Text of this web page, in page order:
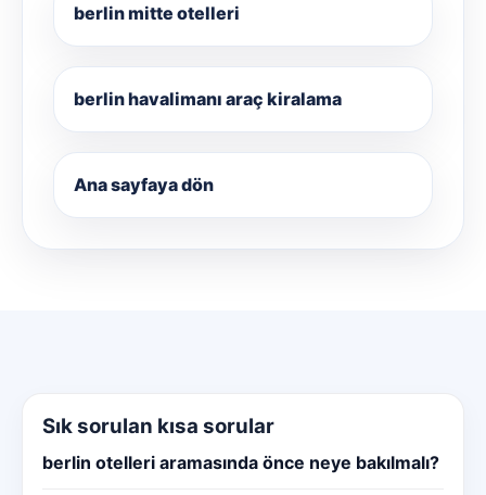
berlin mitte otelleri
berlin havalimanı araç kiralama
Ana sayfaya dön
Sık sorulan kısa sorular
berlin otelleri aramasında önce neye bakılmalı?